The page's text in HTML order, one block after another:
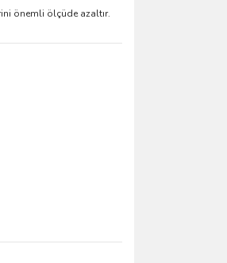
önemli ölçüde azaltır.